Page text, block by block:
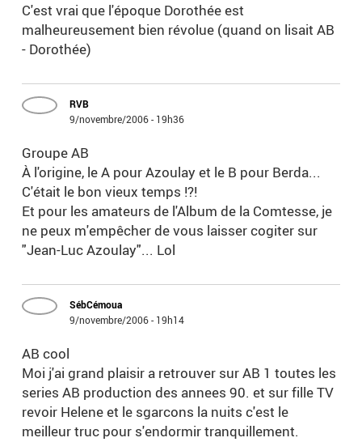
C'est vrai que l'époque Dorothée est
malheureusement bien révolue (quand on lisait AB
- Dorothée)
RVB
9/novembre/2006 - 19h36
Groupe AB
À l'origine, le A pour Azoulay et le B pour Berda...
C'était le bon vieux temps !?!
Et pour les amateurs de l'Album de la Comtesse, je
ne peux m'empêcher de vous laisser cogiter sur
"Jean-Luc Azoulay"... Lol
SébCémoua
9/novembre/2006 - 19h14
AB cool
Moi j'ai grand plaisir a retrouver sur AB 1 toutes les
series AB production des annees 90. et sur fille TV
revoir Helene et le sgarcons la nuits c'est le
meilleur truc pour s'endormir tranquillement.